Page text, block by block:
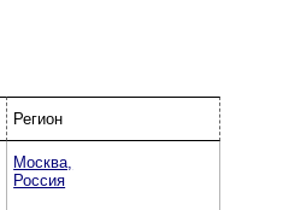
Регион
Москва,
Россия